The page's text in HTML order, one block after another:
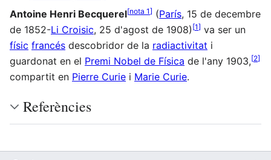
Antoine Henri Becquerel[nota 1] (París, 15 de decembre
de 1852-Li Croisic, 25 d'agost de 1908) [1] va ser un
físic francés descobridor de la radiactivitat i
guardonat en el Premi Nobel de Física de l'any 1903,[2]
compartit en Pierre Curie i Marie Curie.
Referències